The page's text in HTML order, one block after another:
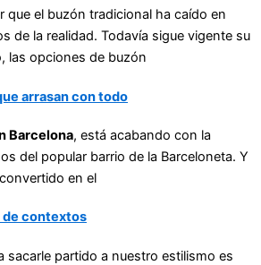
que el buzón tradicional ha caído en
de la realidad. Todavía sigue vigente su
las opciones de buzón
arrasan con todo
Barcelona, está acabando con la
del popular barrio de la Barceloneta. Y
en el
de contextos
sacarle partido a nuestro estilismo es